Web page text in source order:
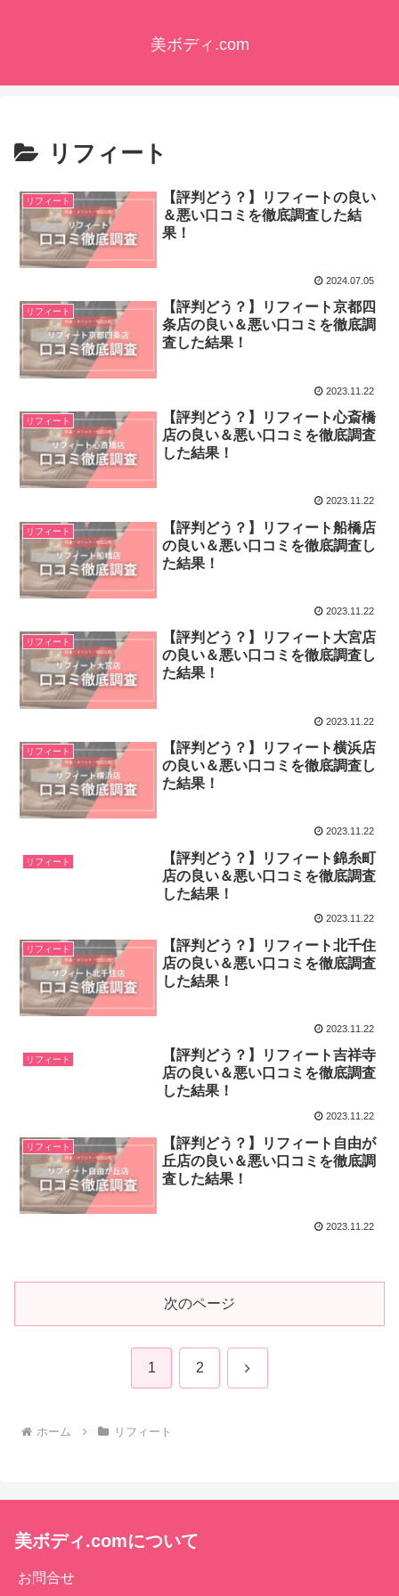
美ボディ.com
リフィート
リフィート
【評判どう？】リフィートの良い
＆悪い口コミを徹底調査した結
果！
2024.07.05
リフィート
【評判どう？】リフィート京都四
条店の良い＆悪い口コミを徹底調
査した結果！
2023.11.22
リフィート
【評判どう？】リフィート心斎橋
店の良い＆悪い口コミを徹底調査
した結果！
2023.11.22
リフィート
【評判どう？】リフィート船橋店
の良い＆悪い口コミを徹底調査し
た結果！
2023.11.22
リフィート
【評判どう？】リフィート大宮店
の良い＆悪い口コミを徹底調査し
た結果！
2023.11.22
リフィート
【評判どう？】リフィート横浜店
の良い＆悪い口コミを徹底調査し
た結果！
2023.11.22
リフィート
【評判どう？】リフィート錦糸町
店の良い＆悪い口コミを徹底調査
した結果！
2023.11.22
リフィート
【評判どう？】リフィート北千住
店の良い＆悪い口コミを徹底調査
した結果！
2023.11.22
リフィート
【評判どう？】リフィート吉祥寺
店の良い＆悪い口コミを徹底調査
した結果！
2023.11.22
リフィート
【評判どう？】リフィート自由が
丘店の良い＆悪い口コミを徹底調
査した結果！
2023.11.22
次のページ
1 2 次
ホーム リフィート
美ボディ.comについて
お問合せ